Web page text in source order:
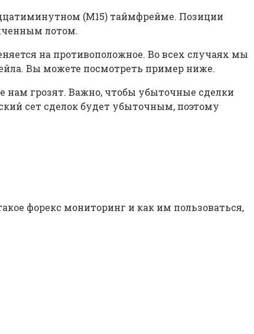
(M15) таймфрейме. Позиции
лотом.
на противоположное. Во всех случаях мы
Вы можете посмотреть пример ниже.
нам грозят. Важно, чтобы убыточные сделки
сет сделок будет убыточным, поэтому
форекс мониторинг и как им пользоваться,